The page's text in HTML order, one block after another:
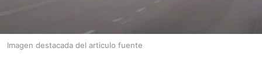
Imagen destacada del articulo fuente